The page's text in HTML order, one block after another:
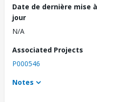
Date de dernière mise à
jour
N/A
Associated Projects
P000546
Notes